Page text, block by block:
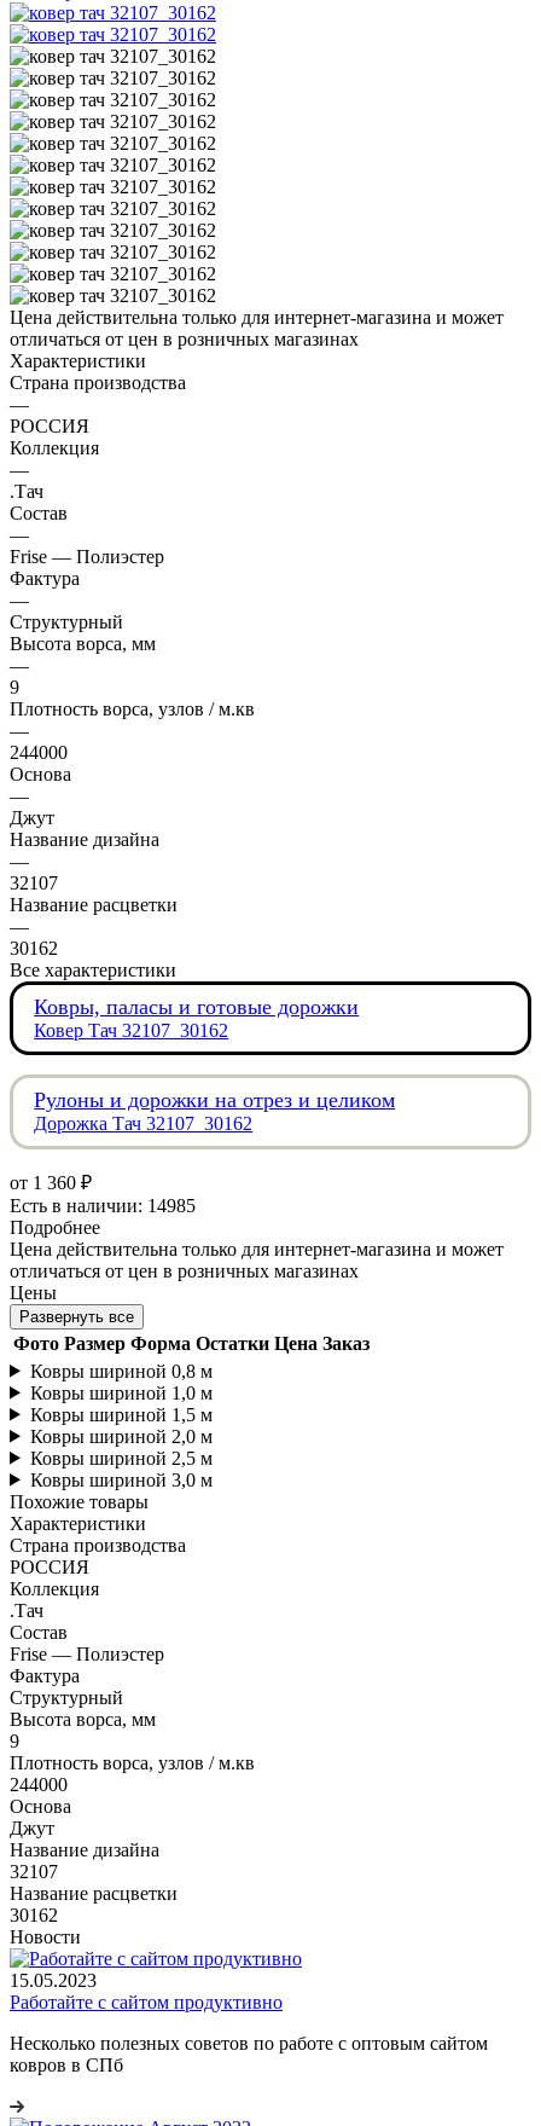
Цена действительна только для интернет-магазина и может
отличаться от цен в розничных магазинах
Характеристики
Страна производства
—
РОССИЯ
Коллекция
—
.Тач
Состав
—
Frise — Полиэстер
Фактура
—
Структурный
Высота ворса, мм
—
9
Плотность ворса, узлов / м.кв
—
244000
Основа
—
Джут
Название дизайна
—
32107
Название расцветки
—
30162
Все характеристики
Ковры, паласы и готовые дорожки
Ковер Тач 32107_30162
Рулоны и дорожки на отрез и целиком
Дорожка Тач 32107_30162
от 1 360 ₽
Есть в наличии: 14985
Подробнее
Цена действительна только для интернет-магазина и может
отличаться от цен в розничных магазинах
Цены
Развернуть все
Фото Размер Форма Остатки Цена Заказ
Ковры шириной 0,8 м
Ковры шириной 1,0 м
Ковры шириной 1,5 м
Ковры шириной 2,0 м
Ковры шириной 2,5 м
Ковры шириной 3,0 м
Похожие товары
Характеристики
Страна производства
РОССИЯ
Коллекция
.Тач
Состав
Frise — Полиэстер
Фактура
Структурный
Высота ворса, мм
9
Плотность ворса, узлов / м.кв
244000
Основа
Джут
Название дизайна
32107
Название расцветки
30162
Новости
15.05.2023
Работайте с сайтом продуктивно
Несколько полезных советов по работе с оптовым сайтом
ковров в СПб